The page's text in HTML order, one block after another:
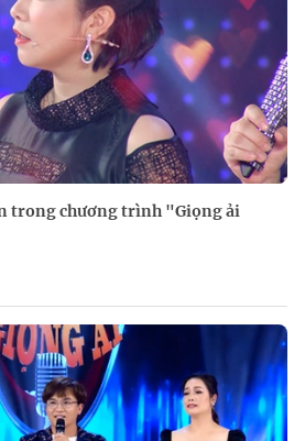
trong chương trình "Giọng ải